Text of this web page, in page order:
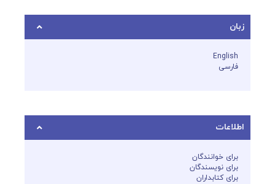
زبان
English
فارسی
اطلاعات
برای خوانندگان
برای نویسندگان
برای کتابداران